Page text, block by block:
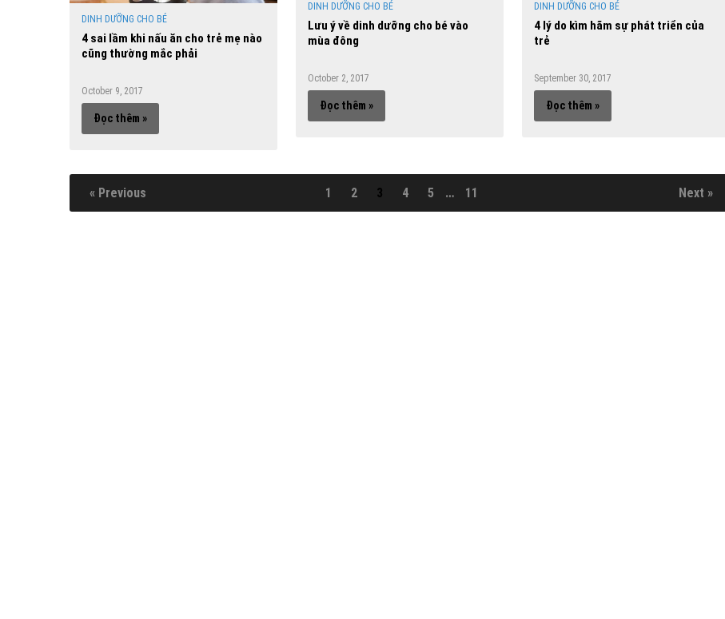
DINH DƯỠNG CHO BÉ
4 sai lầm khi nấu ăn cho trẻ mẹ nào
cũng thường mắc phải
October 9, 2017
Đọc thêm »
DINH DƯỠNG CHO BÉ
Lưu ý về dinh dưỡng cho bé vào
mùa đông
October 2, 2017
Đọc thêm »
DINH DƯỠNG CHO BÉ
4 lý do kìm hãm sự phát triển của
trẻ
September 30, 2017
Đọc thêm »
« Previous 1 2 3 4 5 … 11 Next »